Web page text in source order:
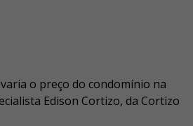
o preço do condomínio na
Edison Cortizo, da Cortizo